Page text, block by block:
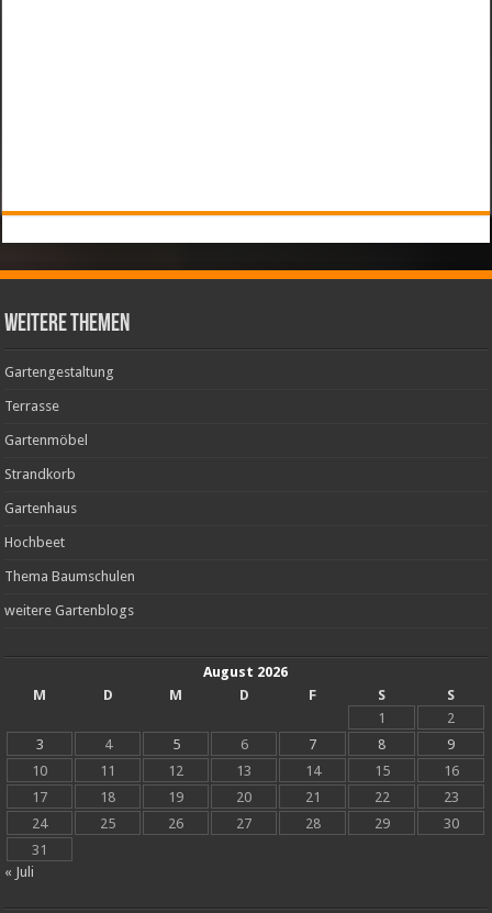
weitere Themen
Gartengestaltung
Terrasse
Gartenmöbel
Strandkorb
Gartenhaus
Hochbeet
Thema Baumschulen
weitere Gartenblogs
August 2026
M
D M D F S
S
1
2
3
4 5 6 7 8
9
10
11 12 13 14 15
16
17
18 19 20 21 22
23
24
25 26 27 28 29
30
31
« Juli